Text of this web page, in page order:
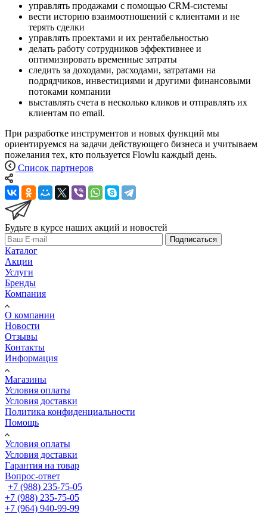
управлять продажами с помощью CRM-системы
вести историю взаимоотношений с клиентами и не
терять сделки
управлять проектами и их рентабельностью
делать работу сотрудников эффективнее и
оптимизировать временные затраты
следить за доходами, расходами, затратами на
подрядчиков, инвестициями и другими финансовыми
потоками компании
выставлять счета в несколько кликов и отправлять их
клиентам по email.
При разработке инструментов и новых функций мы
ориентируемся на задачи действующего бизнеса и учитываем
пожелания тех, кто пользуется Flowlu каждый день.
Список партнеров
Будьте в курсе наших акций и новостей
Подписаться
Каталог
Акции
Услуги
Бренды
Компания
О компании
Новости
Отзывы
Контакты
Информация
Магазины
Условия оплаты
Условия доставки
Политика конфиденциальности
Помощь
Условия оплаты
Условия доставки
Гарантия на товар
Вопрос-ответ
+7 (988) 235-75-05
+7 (988) 235-75-05
+7 (964) 940-99-99